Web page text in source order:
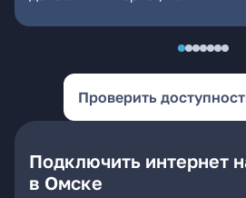
Проверить
Подключить интернет
в Омске